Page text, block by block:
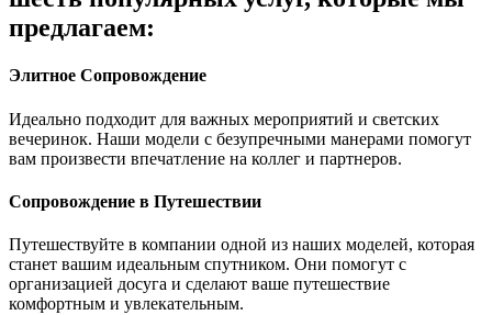
предлагаем:
Элитное Сопровождение
Идеально подходит для важных мероприятий и светских
вечеринок. Наши модели с безупречными манерами помогут
вам произвести впечатление на коллег и партнеров.
Сопровождение в Путешествии
Путешествуйте в компании одной из наших моделей, которая
станет вашим идеальным спутником. Они помогут с
организацией досуга и сделают ваше путешествие
комфортным и увлекательным.